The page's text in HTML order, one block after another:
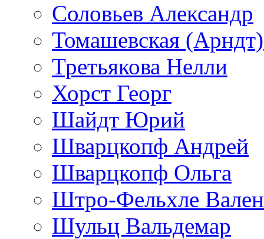
Соловьев Александр
Томашевская
Третьякова Нелли
Хорст Георг
Шайдт Юрий
Шварцкопф Андрей
Шварцкопф Ольга
Штро-Фельхле
Шульц Вальдемар